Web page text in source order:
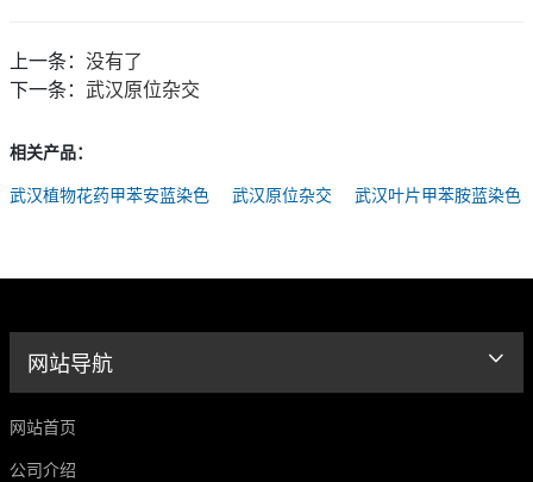
上一条： 没有了
下一条： 武汉原位杂交
相关产品：
武汉植物花药甲苯安蓝染色
武汉原位杂交 武汉叶片甲苯胺蓝染色
网站导航
网站首页
公司介绍